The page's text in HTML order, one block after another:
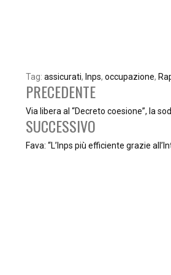
Tag: assicurati, Inps, occupazione,
PRECEDENTE
Via libera al “Decreto coesione”, la
SUCCESSIVO
Fava: “L’Inps più efficiente grazie